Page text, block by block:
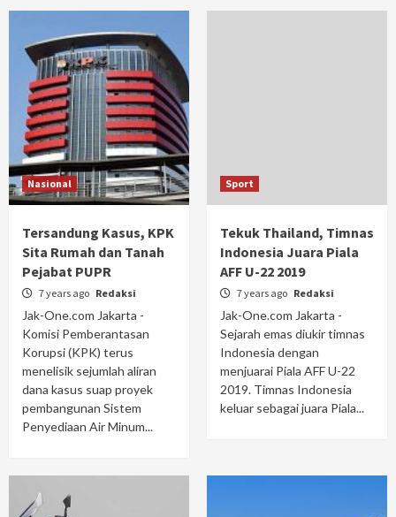
Nasional
Tersandung Kasus, KPK
Sita Rumah dan Tanah
Pejabat PUPR
7 years ago Redaksi
Jak-One.com Jakarta -
Komisi Pemberantasan
Korupsi (KPK) terus
menelisik sejumlah aliran
dana kasus suap proyek
pembangunan Sistem
Penyediaan Air Minum...
Sport
Tekuk Thailand, Timnas
Indonesia Juara Piala
AFF U-22 2019
7 years ago Redaksi
Jak-One.com Jakarta -
Sejarah emas diukir timnas
Indonesia dengan
menjuarai Piala AFF U-22
2019. Timnas Indonesia
keluar sebagai juara Piala...